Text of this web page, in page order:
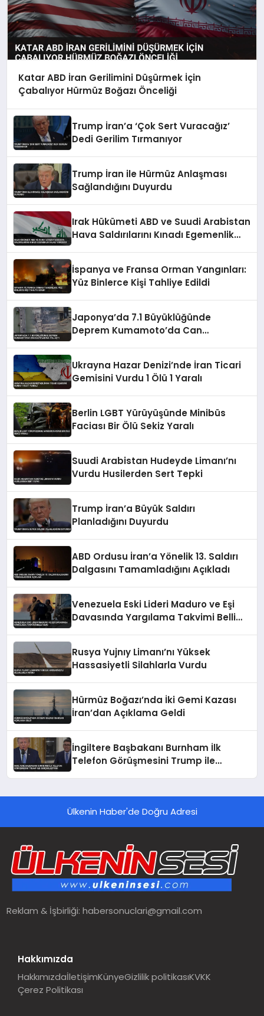
Katar ABD İran Gerilimini Düşürmek İçin
Çabalıyor Hürmüz Boğazı Önceliği
Trump İran’a ‘Çok Sert Vuracağız’
Dedi Gerilim Tırmanıyor
Trump İran ile Hürmüz Anlaşması
Sağlandığını Duyurdu
Irak Hükümeti ABD ve Suudi Arabistan
Hava Saldırılarını Kınadı Egemenlik
İspanya ve Fransa Orman Yangınları:
Yüz Binlerce Kişi Tahliye Edildi
Japonya’da 7.1 Büyüklüğünde
Deprem Kumamoto’da Can
Ukrayna Hazar Denizi’nde İran Ticari
Gemisini Vurdu 1 Ölü 1 Yaralı
Berlin LGBT Yürüyüşünde Minibüs
Faciası Bir Ölü Sekiz Yaralı
Suudi Arabistan Hudeyde Limanı’nı
Vurdu Husilerden Sert Tepki
Trump İran’a Büyük Saldırı
Planladığını Duyurdu
ABD Ordusu İran’a Yönelik 13. Saldırı
Dalgasını Tamamladığını Açıkladı
Venezuela Eski Lideri Maduro ve Eşi
Davasında Yargılama Takvimi Belli
Rusya Yujnıy Limanı’nı Yüksek
Hassasiyetli Silahlarla Vurdu
Hürmüz Boğazı’nda İki Gemi Kazası
İran’dan Açıklama Geldi
İngiltere Başbakanı Burnham İlk
Telefon Görüşmesini Trump ile
Ülkenin Haber'de Doğru Adresi
Reklam & İşbirliği:habersonuclari@gmail.com
Hakkımızda
HakkımızdaİletişimKünyeGizlilik politikasıKVKK
Çerez Politikası